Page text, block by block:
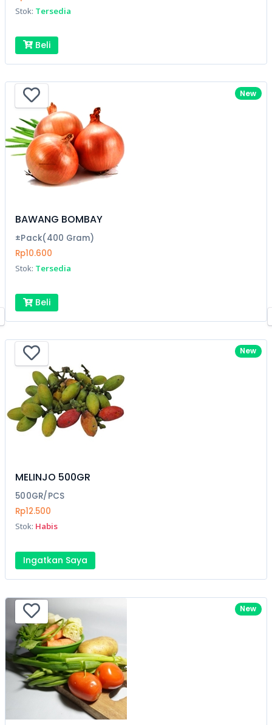
Stok: Tersedia
Beli
New
BAWANG BOMBAY
±Pack(400 Gram)
Rp10.600
Stok: Tersedia
Beli
New
MELINJO 500GR
500GR/PCS
Rp12.500
Stok: Habis
Ingatkan Saya
New